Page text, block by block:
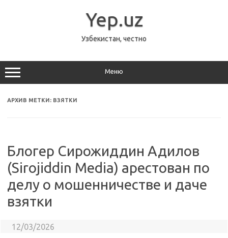
Yep.uz
Узбекистан, честно
Меню
АРХИВ МЕТКИ: ВЗЯТКИ
Блогер Сирожиддин Адилов
(Sirojiddin Media) арестован по
делу о мошенничестве и даче
взятки
12/03/2026